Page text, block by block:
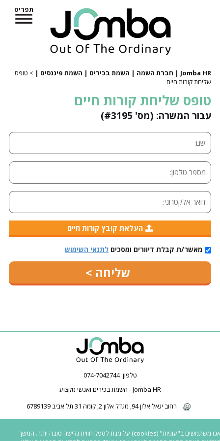
תפריט
Jomba HR | חברת השמה | השמת בכירים | השמת פיננסים |
> טופס
שליחת קורות חיים
טופס שליחת קורות חיים
עבור המשרה: (מס' #3195)
העלאת קובץ קורות חיים
מאשר/ת קבלת דיוורים ומסכים לתנאי השימוש
טלפון:074-7042744
Jomba HR - השמת בכירים ואנשי מקצוע
רחוב יגאל אלון 94, מגדל אלון 2, קומה 31 תל אביב 6789139
2026 © כל הזכויות שמורות ל-Jomba HR | חברת השמה | השמת בכירים | השמת
אנו משתמשים ב"עוגיות" (cookies) על מנת לספק חווית גלישה טובה יותר. המשך